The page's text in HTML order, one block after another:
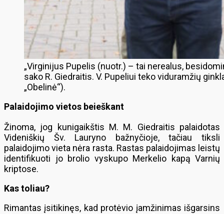
„Virginijus Pupelis (nuotr.) – tai nerealus,
sako R. Giedraitis. V. Pupeliui teko viduramžių
„Obelinė“).
Palaidojimo vietos beieškant
Žinoma, jog kunigaikštis M. M. Giedraitis palaidotas
Videniškių Šv. Lauryno bažnyčioje, tačiau tiksli
palaidojimo vieta nėra rasta. Rastas palaidojimas leistų
identifikuoti jo brolio vyskupo Merkelio kapą Varnių
kriptose.
Kas toliau?
Rimantas įsitikinęs, kad protėvio įamžinimas išgarsins